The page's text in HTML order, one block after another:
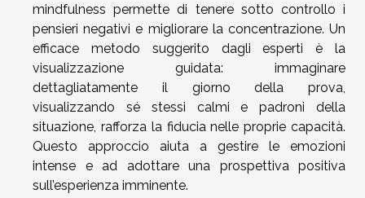
mindfulness permette di tenere sotto controllo i
pensieri negativi e migliorare la concentrazione. Un
efficace metodo suggerito dagli esperti è la
visualizzazione guidata: immaginare
dettagliatamente il giorno della prova,
visualizzando sé stessi calmi e padroni della
situazione, rafforza la fiducia nelle proprie capacità.
Questo approccio aiuta a gestire le emozioni
intense e ad adottare una prospettiva positiva
sull’esperienza imminente.